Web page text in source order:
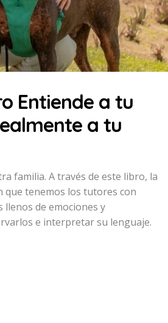
Entiende a tu
a tu
familia. A través de este libro, la
que tenemos los tutores con
de emociones y
e interpretar su lenguaje.